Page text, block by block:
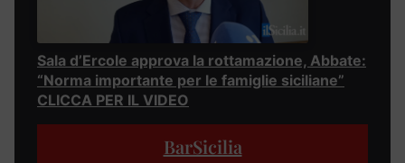
Sala d’Ercole approva la rottamazione, Abbate:
“Norma importante per le famiglie siciliane”
CLICCA PER IL VIDEO
BarSicilia